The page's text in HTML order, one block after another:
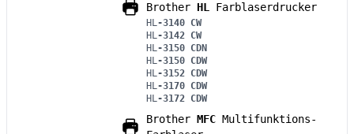
Brother HL Farblaserdrucker
HL-3140 CW
HL-3142 CW
HL-3150 CDN
HL-3150 CDW
HL-3152 CDW
HL-3170 CDW
HL-3172 CDW
Brother MFC Multifunktions-